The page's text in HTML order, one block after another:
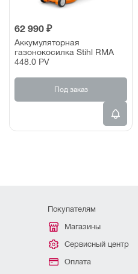
62 990 ₽
Аккумуляторная
газонокосилка Stihl RMA
448.0 PV
Под заказ
Покупателям
Магазины
Сервисный центр
Оплата